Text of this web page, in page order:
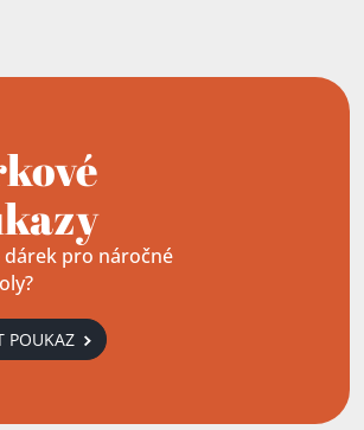
dárek pro náročné
POUKAZ